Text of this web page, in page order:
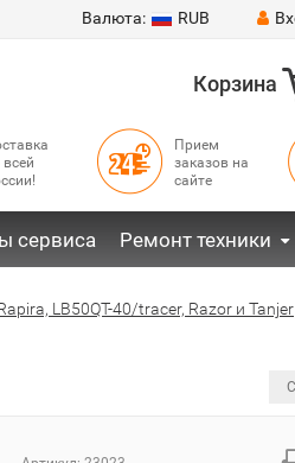
Валюта: RUB
Корзина
всей
Прием
заказов на
сайте
сервиса Ремонт техники
LB50QT-40/tracer, Razor и Tanjer